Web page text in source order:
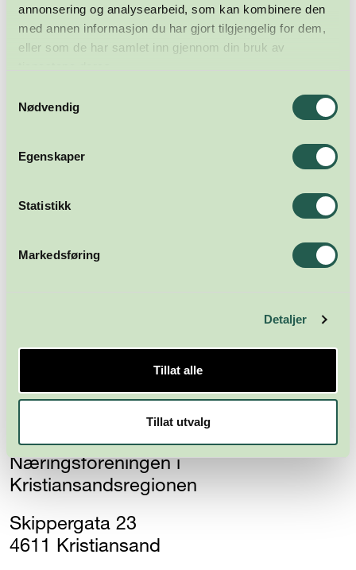
annonsering og analysearbeid, som kan kombinere den
med annen informasjon du har gjort tilgjengelig for dem,
eller som de har samlet inn gjennom din bruk av
Nødvendig
Egenskaper
Statistikk
Markedsføring
Detaljer
Tillat alle
Tillat utvalg
Meld deg på nyhetsbrevet
Abonner
Næringsforeningen i
Kristiansandsregionen
Skippergata 23
4611 Kristiansand